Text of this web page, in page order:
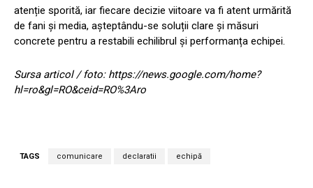
atenție sporită, iar fiecare decizie viitoare va fi atent urmărită
de fani și media, așteptându-se soluții clare și măsuri
concrete pentru a restabili echilibrul și performanța echipei.
Sursa articol / foto: https://news.google.com/home?
hl=ro&gl=RO&ceid=RO%3Aro
TAGS comunicare declaratii echipă